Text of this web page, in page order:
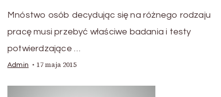
Mnóstwo osób decydując się na różnego rodzaju
pracę musi przebyć właściwe badania i testy
potwierdzające …
Admin 17 maja 2015